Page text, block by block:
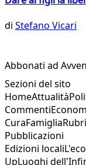
di Stefano Vicari
Abbonati ad
Sezioni del sito
HomeAttualità
Commenti
CuraFamiglia
Pubblicazioni
Edizioni locali
UpLuoghi